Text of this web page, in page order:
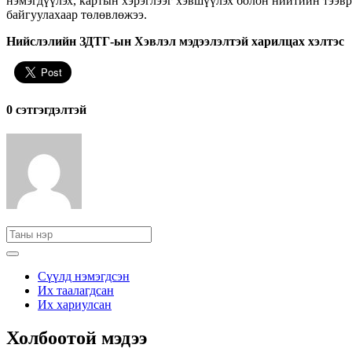
байгуулахаар төлөвлөжээ.
Нийслэлийн ЗДТГ-ын Хэвлэл мэдээлэлтэй харилцах хэлтэс
0 cэтгэгдэлтэй
Сүүлд нэмэгдсэн
Их таалагдсан
Их хариулсан
Холбоотой мэдээ